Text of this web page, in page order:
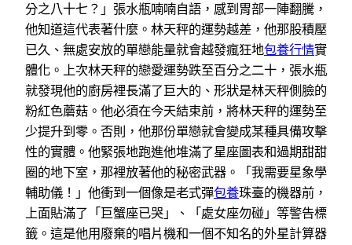
分之八十七？」張水瓶喃喃自語，感到胃部一陣翻騰，
他知道這代表著什麼。林天秤的運勢越差，他那股積壓
已久、無處安放的單戀能量就會越發瘋狂地包養行情實
體化。上次林天秤的戀愛運勢跌至百分之二十，張水瓶
就發現他的廚房裡長滿了巨大的、形狀是林天秤側臉的
粉紅色蘑菇。他必須在今天結束前，將林天秤的運勢至
少提升到零。否則，他那份單戀就會變成某種具備攻擊
性的實體。他緊張地跑進他堆滿了星座圖表和過期甜甜
圈的地下室，那裡放著他的秘密武器。「我需要星象學
輔助儀！」他衝到一個像是老式彈包養珠臺的機器前，
上面貼滿了「巨蟹座已哭」、「處女座勿碰」等警告標
籤。這是他用廢棄的唱片機和一個不知名的外星計算器